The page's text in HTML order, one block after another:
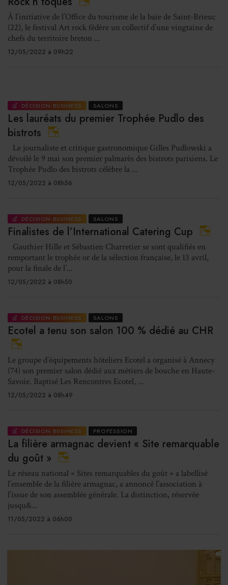
À l’initiative de l’Office du tourisme de la baie de Saint-Brieuc
(22), le festival Art rock fédère un collectif d’une vingtaine de
chefs du territoire breton ...
12/05/2022 à 09h22
DÉCISION BUSINESS SALONS
Les lauréats du premier Trophée Pudlo des
bistrots
Le journaliste et critique gastronomique Gilles Pudlowski a
dévoilé le 9 mai son premier palmarès des bistrots parisiens. Le
Trophée Pudlo des bistrots célèbre la ...
12/05/2022 à 08h56
DÉCISION BUSINESS SALONS
Finalistes de l’International Catering Cup
Gauthier Hille et Sébastien Charretier se sont qualifiés en
remportant le trophée or de la sélection française, le 13 avril,
pour la finale de l’...
12/05/2022 à 08h50
DÉCISION BUSINESS SALONS
Ecotel a tenu son salon 100 % dédié au CHR
Le groupe d’équipements hôteliers Ecotel a organisé à Annecy
(74) son premier salon dédié aux métiers de bouche en Haute-
Savoie. Baptisé Les Rencontres Ecotel, ...
12/05/2022 à 08h49
DÉCISION BUSINESS PROFESSION
La filière armagnac devient « Site remarquable
du goût »
Le réseau national « Sites remarquables du goût » a labellisé
l’ensemble de la filière armagnac, a annoncé l’association à
l’issue de son assemblée générale. La distinction, réservée
jusqu&...
11/05/2022 à 06h00